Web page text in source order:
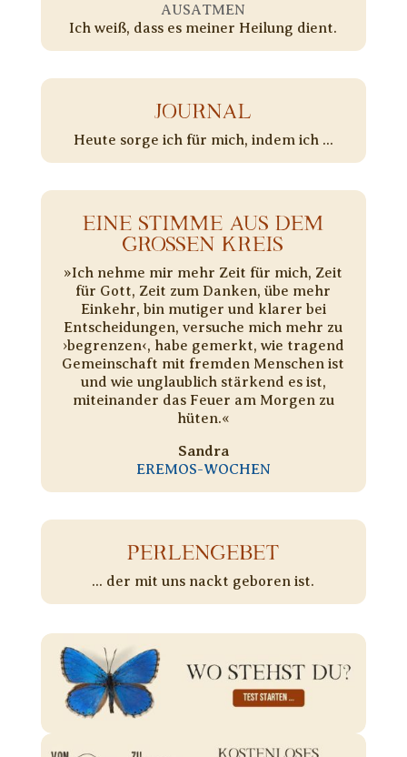
AUSATMEN
Ich weiß, dass es meiner Heilung dient.
JOURNAL
Heute sorge ich für mich, indem ich ...
EINE STIMME AUS DEM
GROSSEN KREIS
​»Ich nehme mir mehr Zeit für mich, Zeit
für Gott, Zeit zum Danken, übe mehr
Einkehr, bin mutiger und klarer bei
Entscheidungen, versuche mich mehr zu
›begrenzen‹, habe gemerkt, wie tragend
Gemeinschaft mit fremden Menschen ist
und wie unglaublich stärkend es ist,
miteinander das Feuer am Morgen zu
hüten.«
Sandra
EREMOS-WOCHEN
PERLENGEBET
... der mit uns nackt geboren ist.